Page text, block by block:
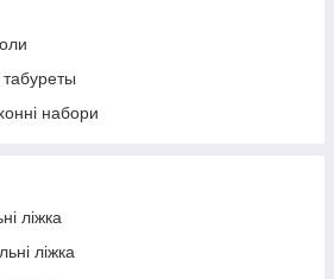
набори
ліжка
ліжка